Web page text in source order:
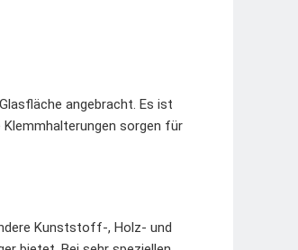
angebracht. Es ist
Klemmhalterungen sorgen für
Kunststoff-, Holz- und